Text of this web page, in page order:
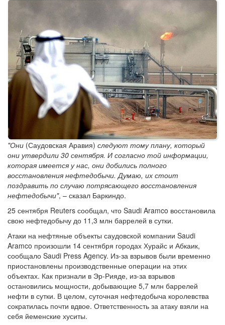
"Они (Саудовская Аравия) следуют тому плану, который
они утвердили 30 сентября. И согласно той информации,
которая имеется у нас, они добились полного
восстановления нефтедобычи. Думаю, их стоит
поздравить по случаю потрясающего восстановления
нефтедобычи", – сказал Баркиндо.
25 сентября Reuters сообщал, что Saudi Aramco восстановила
свою нефтедобычу до 11,3 млн баррелей в сутки.
Атаки на нефтяные объекты саудовской компании Saudi
Aramco произошли 14 сентября городах Хурайс и Абкаик,
сообщало Saudi Press Agency. Из-за взрывов были временно
приостановлены производственные операции на этих
объектах. Как признали в Эр-Рияде, из-за взрывов
остановились мощности, добывающие 5,7 млн баррелей
нефти в сутки. В целом, суточная нефтедобыча королевства
сократилась почти вдвое. Ответственность за атаку взяли на
себя йеменские хуситы.